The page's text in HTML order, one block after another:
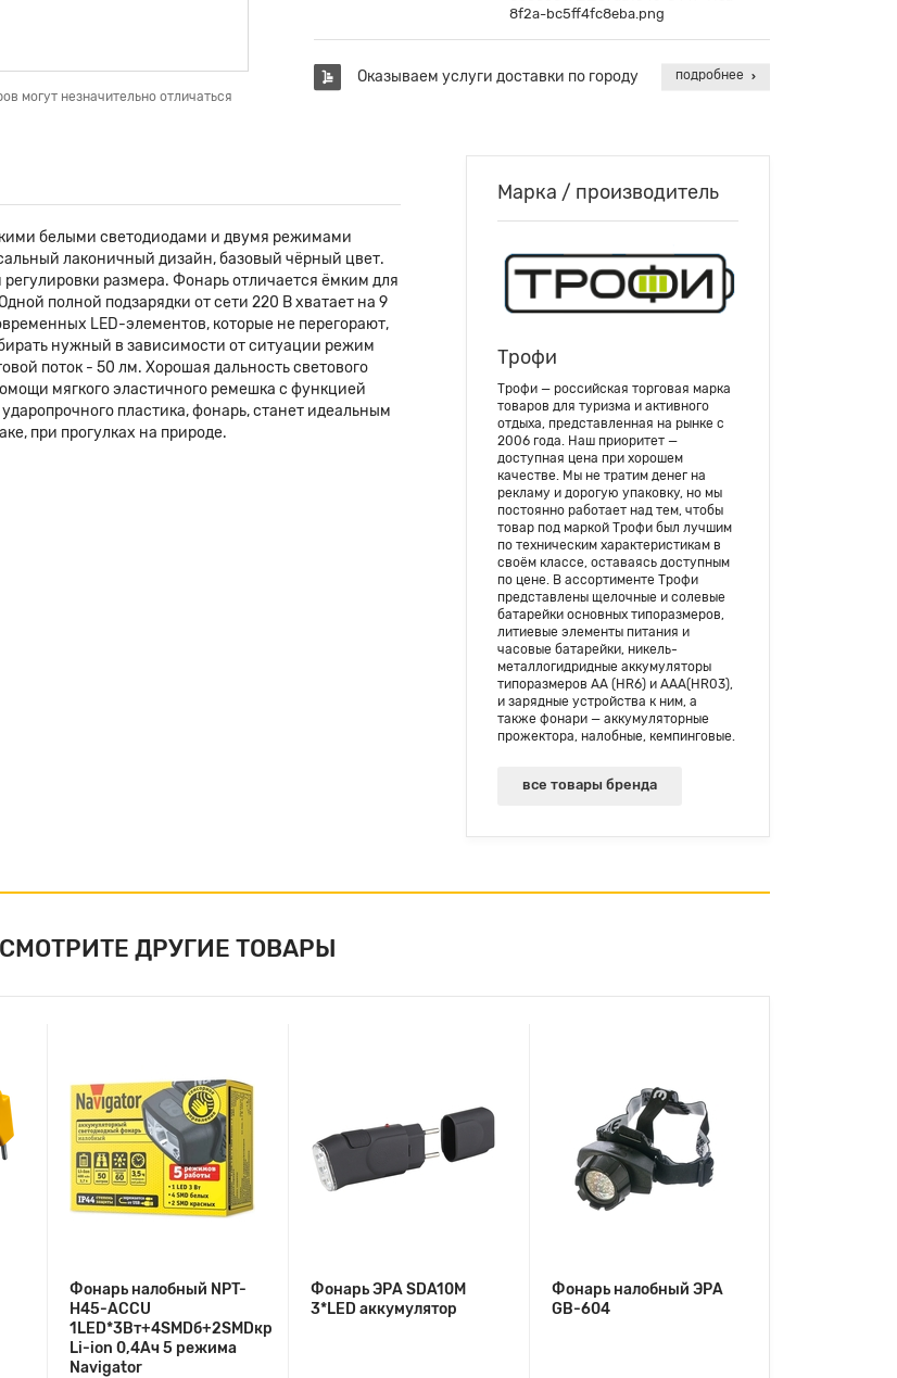
могут незначительно отличаться
8f2a-bc5ff4fc8eba.png
Оказываем услуги доставки по городу подробнее
белыми светодиодами и двумя режимами
лаконичный дизайн, базовый чёрный цвет.
размера. Фонарь отличается ёмким для
полной подзарядки от сети 220 В хватает на 9
LED-элементов, которые не перегорают,
нужный в зависимости от ситуации режим
поток - 50 лм. Хорошая дальность светового
мягкого эластичного ремешка с функцией
пластика, фонарь, станет идеальным
при прогулках на природе.
Марка / производитель
Трофи
Трофи — российская торговая марка
товаров для туризма и активного
отдыха, представленная на рынке с
2006 года. Наш приоритет —
доступная цена при хорошем
качестве. Мы не тратим денег на
рекламу и дорогую упаковку, но мы
постоянно работает над тем, чтобы
товар под маркой Трофи был лучшим
по техническим характеристикам в
своём классе, оставаясь доступным
по цене. В ассортименте Трофи
представлены щелочные и солевые
батарейки основных типоразмеров,
литиевые элементы питания и
часовые батарейки, никель-
металлогидридные аккумуляторы
типоразмеров АА (HR6) и AAA(HR03),
и зарядные устройства к ним, а
также фонари — аккумуляторные
прожектора, налобные, кемпинговые.
все товары бренда
СМОТРИТЕ ДРУГИЕ ТОВАРЫ
Фонарь налобный NPT-
H45-ACCU
1LED*3Вт+4SMDб+2SMDкр
Li-ion 0,4Ач 5 режима
Navigator
Фонарь ЭРА SDA10M
3*LED аккумулятор
Фонарь налобный ЭРА
GB-604